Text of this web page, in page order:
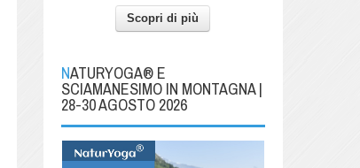
Scopri di più
NATURYOGA® E
SCIAMANESIMO IN MONTAGNA |
28-30 AGOSTO 2026